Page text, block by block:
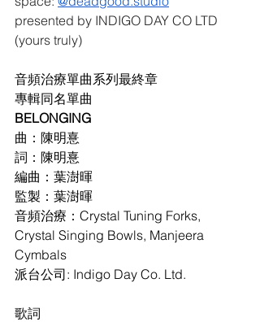
presented by INDIGO DAY CO LTD
(yours truly)
音頻治療單曲系列最終章
專輯同名單曲
BELONGING
曲：陳明憙
詞：陳明憙
編曲：葉澍暉
監製：葉澍暉
音頻治療：Crystal Tuning Forks,
Crystal Singing Bowls, Manjeera
Cymbals
派台公司: Indigo Day Co. Ltd.
歌詞